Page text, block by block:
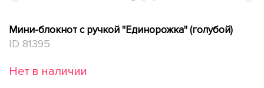
Мини-блокнот с ручкой "Единорожка" (голубой)
ID 81395
Нет в наличии